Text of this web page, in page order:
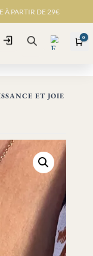
À PARTIR DE 29€
ConnexionRecherche
0
ET JOIE